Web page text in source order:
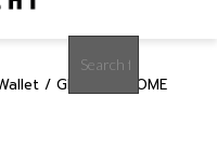
search
/ GREEN KAGOME